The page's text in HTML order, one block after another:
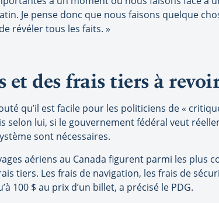
Je pense donc que nous faisons quelque
révéler tous les faits. »
et des frais tiers à
qu’il est facile pour les politiciens de «
selon lui, si le gouvernement fédéral veut
sont nécessaires.
aériens au Canada figurent parmi les plus
tiers. Les frais de navigation, les frais de
100 $ au prix d’un billet, a précisé le PDG.